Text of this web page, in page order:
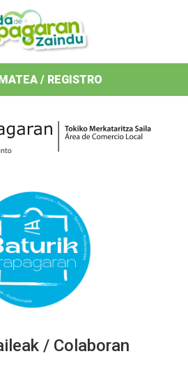
/ Organizan
/ Colaboran
/ REGISTRO